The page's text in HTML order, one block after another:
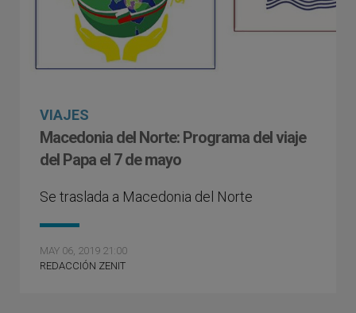
VIAJES
Macedonia del Norte: Programa del viaje
del Papa el 7 de mayo
Se traslada a Macedonia del Norte
MAY 06, 2019 21:00
REDACCIÓN ZENIT